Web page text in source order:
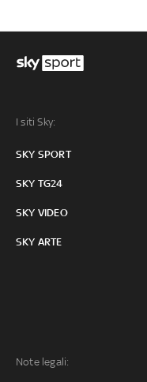
I siti Sky:
SKY SPORT
SKY TG24
SKY VIDEO
SKY ARTE
Note legali: